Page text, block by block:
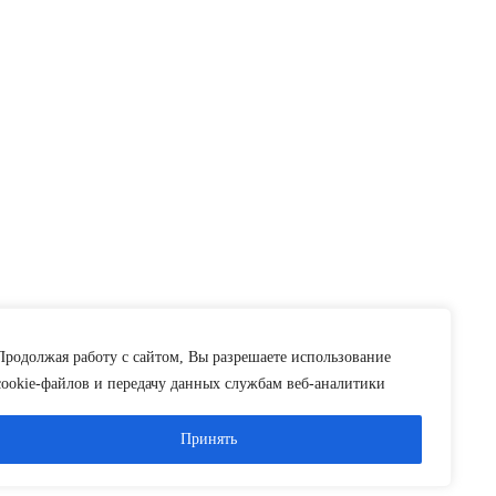
работу с сайтом, Вы разрешаете использование
файлов и передачу данных службам веб-аналитики
Принять